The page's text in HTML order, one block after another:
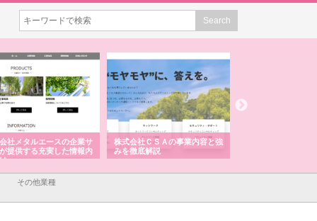
社メタルエースの企業サ
提供する充実した情報内
株式会社ＣＳＡの事業内容と強
みを徹底解説
その他業種